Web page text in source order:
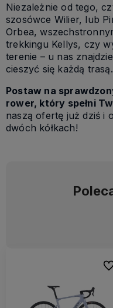
Niezależnie od tego,
szosówce Wilier, lub
Orbea,
trekkingu Kellys, czy
terenie – u nas
cieszyć się każdą trasą.
Postaw na
rower, który spełni
naszą ofertę już dziś i
dwóch kółkach!